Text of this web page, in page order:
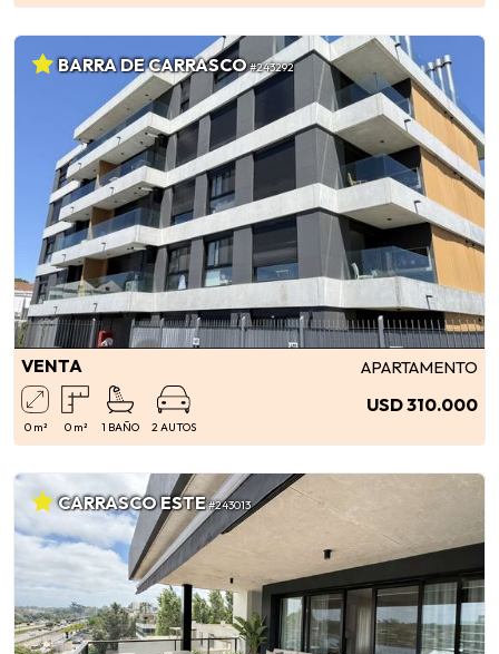
BARRA DE CARRASCO#243292
VENTA APARTAMENTO
0 m² 0 m² 1 BAÑO 2 AUTOS
USD 310.000
CARRASCO ESTE#243013